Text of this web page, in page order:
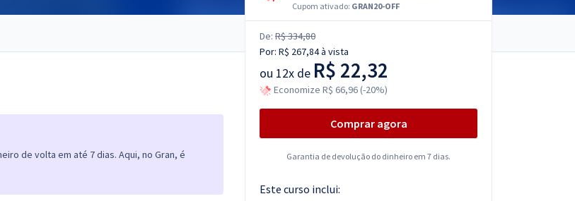
de volta em até 7 dias. Aqui, no Gran, é
Cupom ativado: GRAN20-OFF
De: R$ 334,80
Por: R$ 267,84à vista
ou 12x de R$ 22,32
Economize R$ 66,96 (-20%)
Comprar agora
Garantia de devolução do dinheiro em 7 dias.
Este curso inclui: